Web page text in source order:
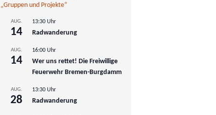
„Gruppen und Projekte“
AUG.
14
13:30 Uhr
Radwanderung
AUG.
14
16:00 Uhr
Wer uns rettet! Die Freiwillige
Feuerwehr Bremen-Burgdamm
AUG.
28
13:30 Uhr
Radwanderung